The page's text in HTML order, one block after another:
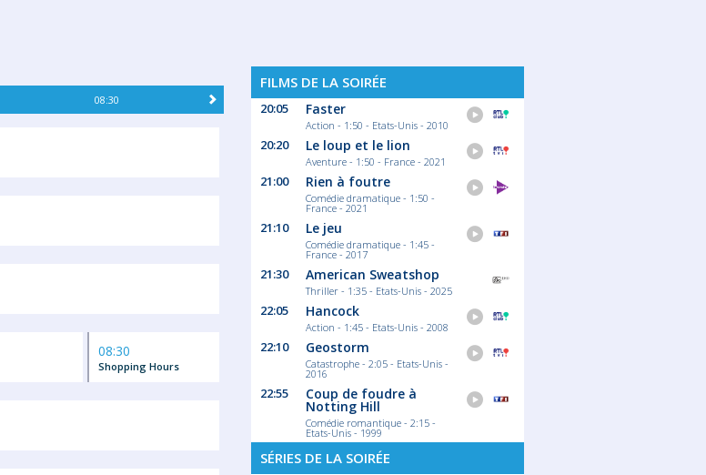
08:30
08:30
Shopping Hours
FILMS DE LA SOIRÉE
20:05 Faster
Action - 1:50 - Etats-Unis - 2010
20:20 Le loup et le lion
Aventure - 1:50 - France - 2021
21:00 Rien à foutre
Comédie dramatique - 1:50 -
France - 2021
21:10 Le jeu
Comédie dramatique - 1:45 -
France - 2017
21:30 American Sweatshop
Thriller - 1:35 - Etats-Unis - 2025
22:05 Hancock
Action - 1:45 - Etats-Unis - 2008
22:10 Geostorm
Catastrophe - 2:05 - Etats-Unis -
2016
22:55 Coup de foudre à
Notting Hill
Comédie romantique - 2:15 -
Etats-Unis - 1999
SÉRIES DE LA SOIRÉE